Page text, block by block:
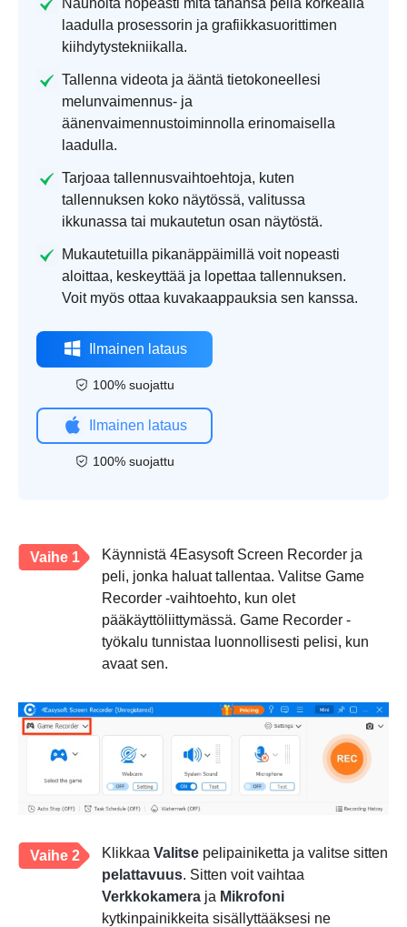
Nauhoita nopeasti mitä tahansa peliä korkealla
laadulla prosessorin ja grafiikkasuorittimen
kiihdytystekniikalla.
Tallenna videota ja ääntä tietokoneellesi
melunvaimennus- ja
äänenvaimennustoiminnolla erinomaisella
laadulla.
Tarjoaa tallennusvaihtoehtoja, kuten
tallennuksen koko näytössä, valitussa
ikkunassa tai mukautetun osan näytöstä.
Mukautetuilla pikanäppäimillä voit nopeasti
aloittaa, keskeyttää ja lopettaa tallennuksen.
Voit myös ottaa kuvakaappauksia sen kanssa.
Ilmainen lataus
100% suojattu
Ilmainen lataus
100% suojattu
Vaihe 1
Käynnistä 4Easysoft Screen Recorder ja
peli, jonka haluat tallentaa. Valitse Game
Recorder -vaihtoehto, kun olet
pääkäyttöliittymässä. Game Recorder -
työkalu tunnistaa luonnollisesti pelisi, kun
avaat sen.
Vaihe 2 Klikkaa Valitse pelipainiketta ja valitse sitten
pelattavuus. Sitten voit vaihtaa
Verkkokamera ja Mikrofoni
kytkinpainikkeita sisällyttääksesi ne